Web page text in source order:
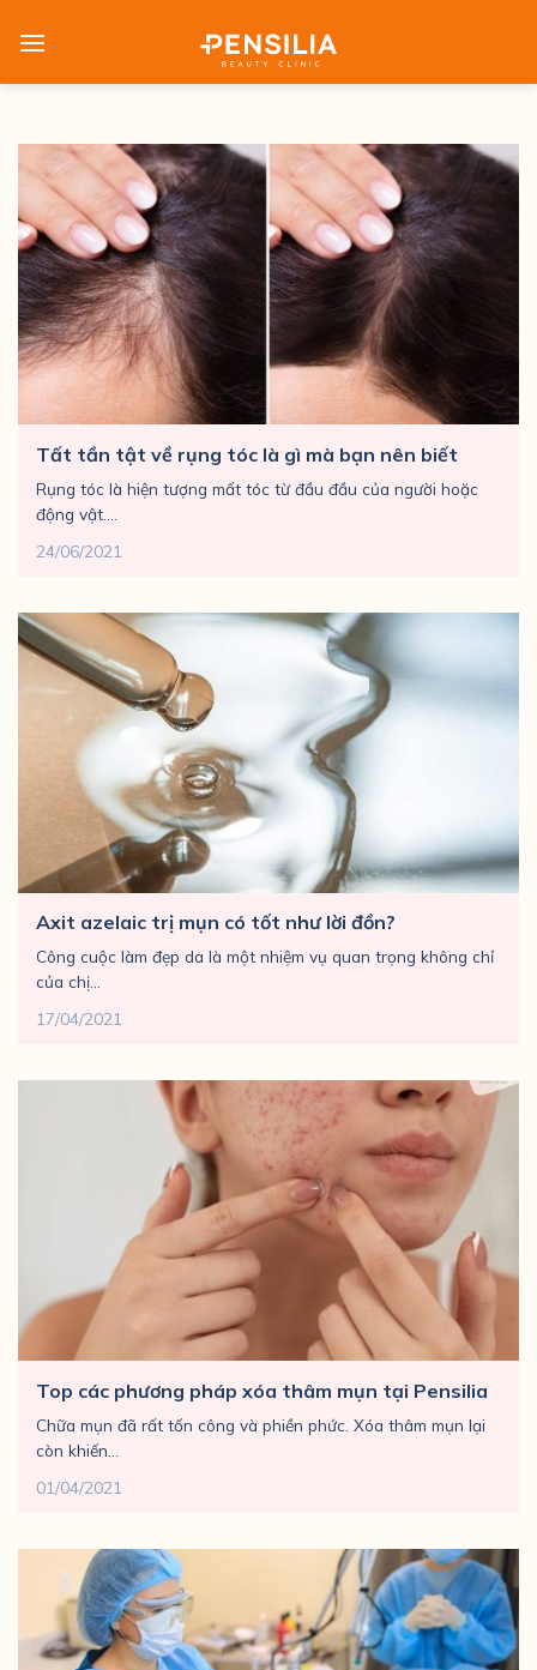
Tất tần tật về rụng tóc là gì mà bạn nên biết
Rụng tóc là hiện tượng mất tóc từ đầu đầu của người hoặc
động vật....
24/06/2021
Axit azelaic trị mụn có tốt như lời đồn?
Công cuộc làm đẹp da là một nhiệm vụ quan trọng không chỉ
của chị...
17/04/2021
Top các phương pháp xóa thâm mụn tại Pensilia
Chữa mụn đã rất tốn công và phiền phức. Xóa thâm mụn lại
còn khiến...
01/04/2021